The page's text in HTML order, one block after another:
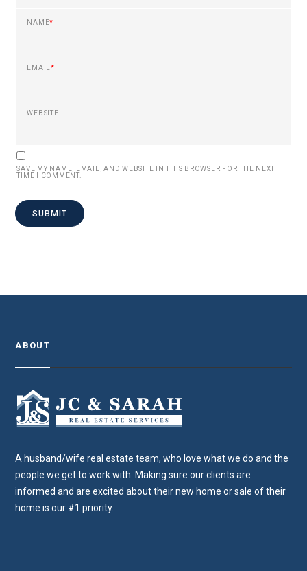
NAME*
EMAIL*
WEBSITE
SAVE MY NAME, EMAIL, AND WEBSITE IN THIS BROWSER FOR THE NEXT
TIME I COMMENT.
ABOUT
A husband/wife real estate team, who love what we do and the
people we get to work with. Making sure our clients are
informed and are excited about their new home or sale of their
home is our #1 priority.